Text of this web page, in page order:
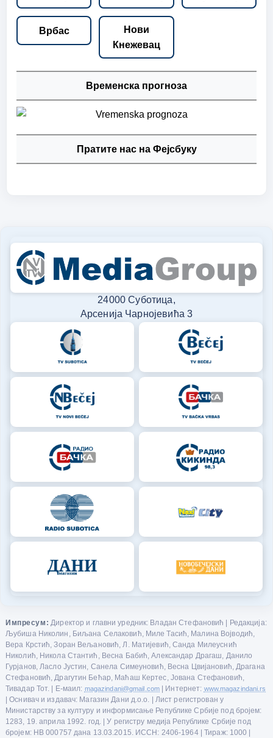
Врбас
Нови
Кнежевац
Временска прогноза
Пратите нас на Фејсбуку
24000 Суботица,
Арсенија Чарнојевића 3
Импресум: Директор и главни уредник: Владан Стефановић | Редакција:
Љубиша Николин, Биљана Селаковић, Миле Тасић, Малина Војводић,
Вера Крстић, Зоран Вељановић, Л. Матијевић, Санда Милеуснић
Николић, Никола Стантић, Весна Бабић, Александар Драгаш, Данило
Гурјанов, Ласло Јустин, Санела Симеуновић, Весна Цвијановић, Драгана
Стефановић, Драгутин Бећар, Маћаш Кертес, Јована Стефановић,
Тивадар Тот. | Е-маил: magazindani@gmail.com | Интернет: www.magazindani.rs
| Оснивач и издавач: Магазин Дани д.о.о. | Лист регистрован у
Министарству за културу и информисање Републике Србије под бројем:
1283, 19. априла 1992. год. | У регистру медија Републике Србије под
бројем: НВ 000757 дана 13.03.2015. ИССН: 2406-1964 | Тираж: 1000 |